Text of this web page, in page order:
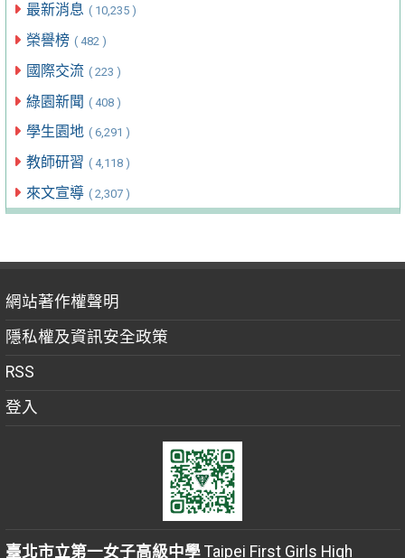
最新消息 ( 10,235 )
榮譽榜 ( 482 )
國際交流 ( 223 )
綠園新聞 ( 408 )
學生園地 ( 6,291 )
教師研習 ( 4,118 )
來文宣導 ( 2,307 )
網站著作權聲明
隱私權及資訊安全政策
RSS
登入
臺北市立第一女子高級中學Taipei First Girls High